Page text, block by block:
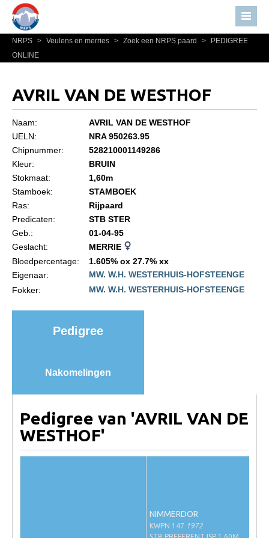
Home
Nieuws
Bestuur NRPS
Informatie
Statuten en reglementen
Privacyverklaring
Algemeen
Import registratie
Informatie overschrijven paspoort
Marktplaats
Tarievenlijst
NRPS > Veulens en merries > Zoek een NRPS paard >
PEDIGREE
ONLINE
AVRIL VAN DE WESTHOF
Naam:
AVRIL VAN DE WESTHOF
UELN:
NRA 950263.95
Chipnummer:
528210001149286
Kleur:
BRUIN
Stokmaat:
1,60m
Stamboek:
STAMBOEK
Ras:
Rijpaard
Predicaten:
STB STER
Geb.:
01-04-95
Geslacht:
MERRIE
Bloedpercentage:
1.605% ox 27.7% xx
Eigenaar:
MW. W.H. WESTERHUIS-HOFSTEENGE
Fokker:
MW. W.H. WESTERHUIS-HOFSTEENGE
Pedigree
Nakomelingen
Pedigree van 'AVRIL VAN DE
WESTHOF'
NIMMERDOR
KWPN 147 1972